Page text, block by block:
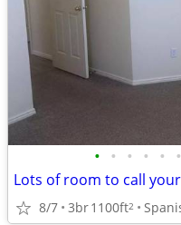
• • • • • •
8/7 3br1100ft2